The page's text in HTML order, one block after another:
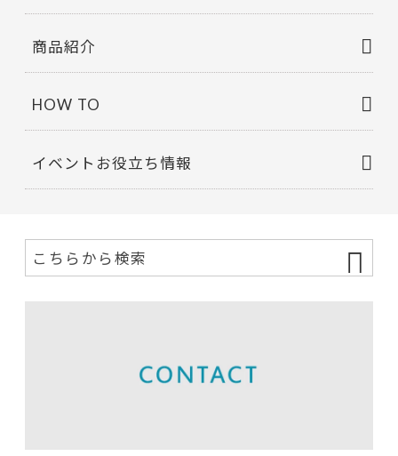
商品紹介
HOW TO
イベントお役立ち情報